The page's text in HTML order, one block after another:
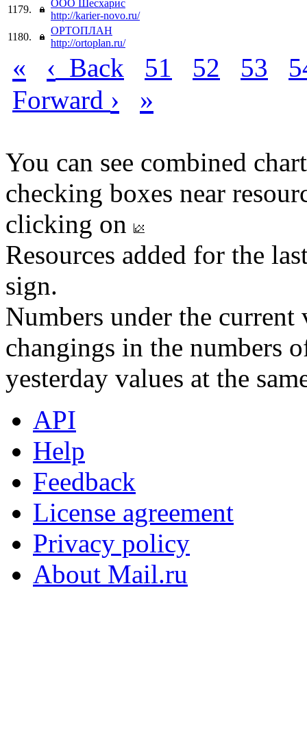
1179.
ООО Шесхарис
http://karier-novo.ru/
1180.
ОРТОПЛАН
http://ortoplan.ru/
« ‹ Back 51 52 53
Forward › »
You can see combined
checking boxes near
clicking on
Resources added for the
sign.
Numbers under the
changings in the numbers
yesterday values at the
API
Help
Feedback
License agreement
Privacy policy
About Mail.ru